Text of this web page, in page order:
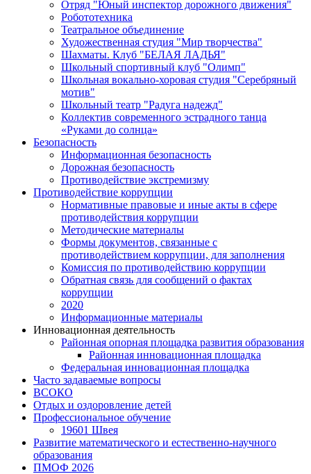
Отряд "Юный инспектор дорожного движения"
Робототехника
Театральное объединение
Художественная студия "Мир творчества"
Шахматы. Клуб "БЕЛАЯ ЛАДЬЯ"
Школьный спортивный клуб "Олимп"
Школьная вокально-хоровая студия "Серебряный
мотив"
Школьный театр "Радуга надежд"
Коллектив современного эстрадного танца
«Руками до солнца»
Безопасность
Информационная безопасность
Дорожная безопасность
Противодействие экстремизму
Противодействие коррупции
Нормативные правовые и иные акты в сфере
противодействия коррупции
Методические материалы
Формы документов, связанные с
противодействием коррупции, для заполнения
Комиссия по противодействию коррупции
Обратная связь для сообщений о фактах
коррупции
2020
Информационные материалы
Инновационная деятельность
Районная опорная площадка развития образования
Районная инновационная площадка
Федеральная инновационная площадка
Часто задаваемые вопросы
ВСОКО
Отдых и оздоровление детей
Профессиональное обучение
19601 Швея
Развитие математического и естественно-научного
образования
ПМОФ 2026